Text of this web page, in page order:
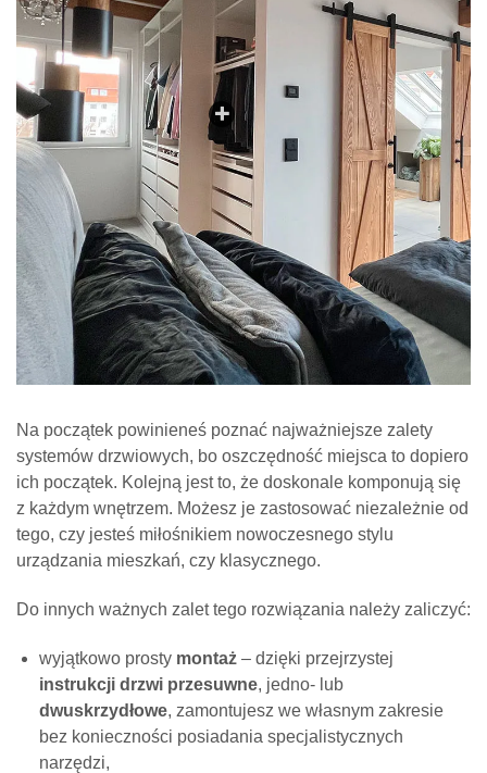
Na początek powinieneś poznać najważniejsze zalety
systemów drzwiowych, bo oszczędność miejsca to dopiero
ich początek. Kolejną jest to, że doskonale komponują się
z każdym wnętrzem. Możesz je zastosować niezależnie od
tego, czy jesteś miłośnikiem nowoczesnego stylu
urządzania mieszkań, czy klasycznego.
Do innych ważnych zalet tego rozwiązania należy zaliczyć:
wyjątkowo prosty montaż– dzięki przejrzystej
instrukcji drzwi przesuwne, jedno- lub
dwuskrzydłowe, zamontujesz we własnym zakresie
bez konieczności posiadania specjalistycznych
narzędzi,